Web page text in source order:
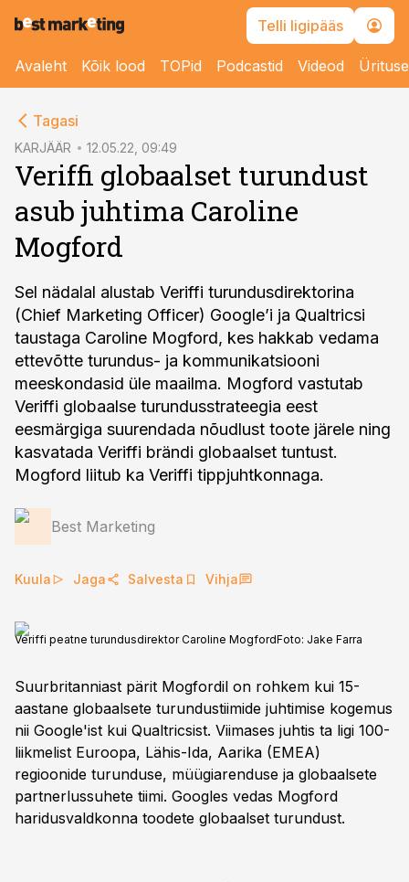
Telli ligipääs
Avaleht Kõik lood TOPid Podcastid Videod
Tagasi
KARJÄÄR 12.05.22, 09:49
Veriffi globaalset turundust
asub juhtima Caroline
Mogford
Sel nädalal alustab Veriffi turundusdirektorina
(Chief Marketing Officer) Google’i ja Qualtricsi
taustaga Caroline Mogford, kes hakkab vedama
ettevõtte turundus- ja kommunikatsiooni
meeskondasid üle maailma. Mogford vastutab
Veriffi globaalse turundusstrateegia eest
eesmärgiga suurendada nõudlust toote järele ning
kasvatada Veriffi brändi globaalset tuntust.
Mogford liitub ka Veriffi tippjuhtkonnaga.
Best Marketing
Kuula Jaga Salvesta Vihja
Veriffi peatne turundusdirektor Caroline MogfordFoto: Jake Farra
Suurbritanniast pärit Mogfordil on rohkem kui 15-
aastane globaalsete turundustiimide juhtimise kogemus
nii Google'ist kui Qualtricsist. Viimases juhtis ta ligi 100-
liikmelist Euroopa, Lähis-Ida, Aarika (EMEA)
regioonide turunduse, müügiarenduse ja globaalsete
partnerlussuhete tiimi. Googles vedas Mogford
haridusvaldkonna toodete globaalset turundust.